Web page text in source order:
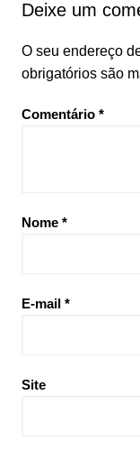
Deixe um
O seu endereço
obrigatórios são
Comentário *
Nome *
E-mail *
Site